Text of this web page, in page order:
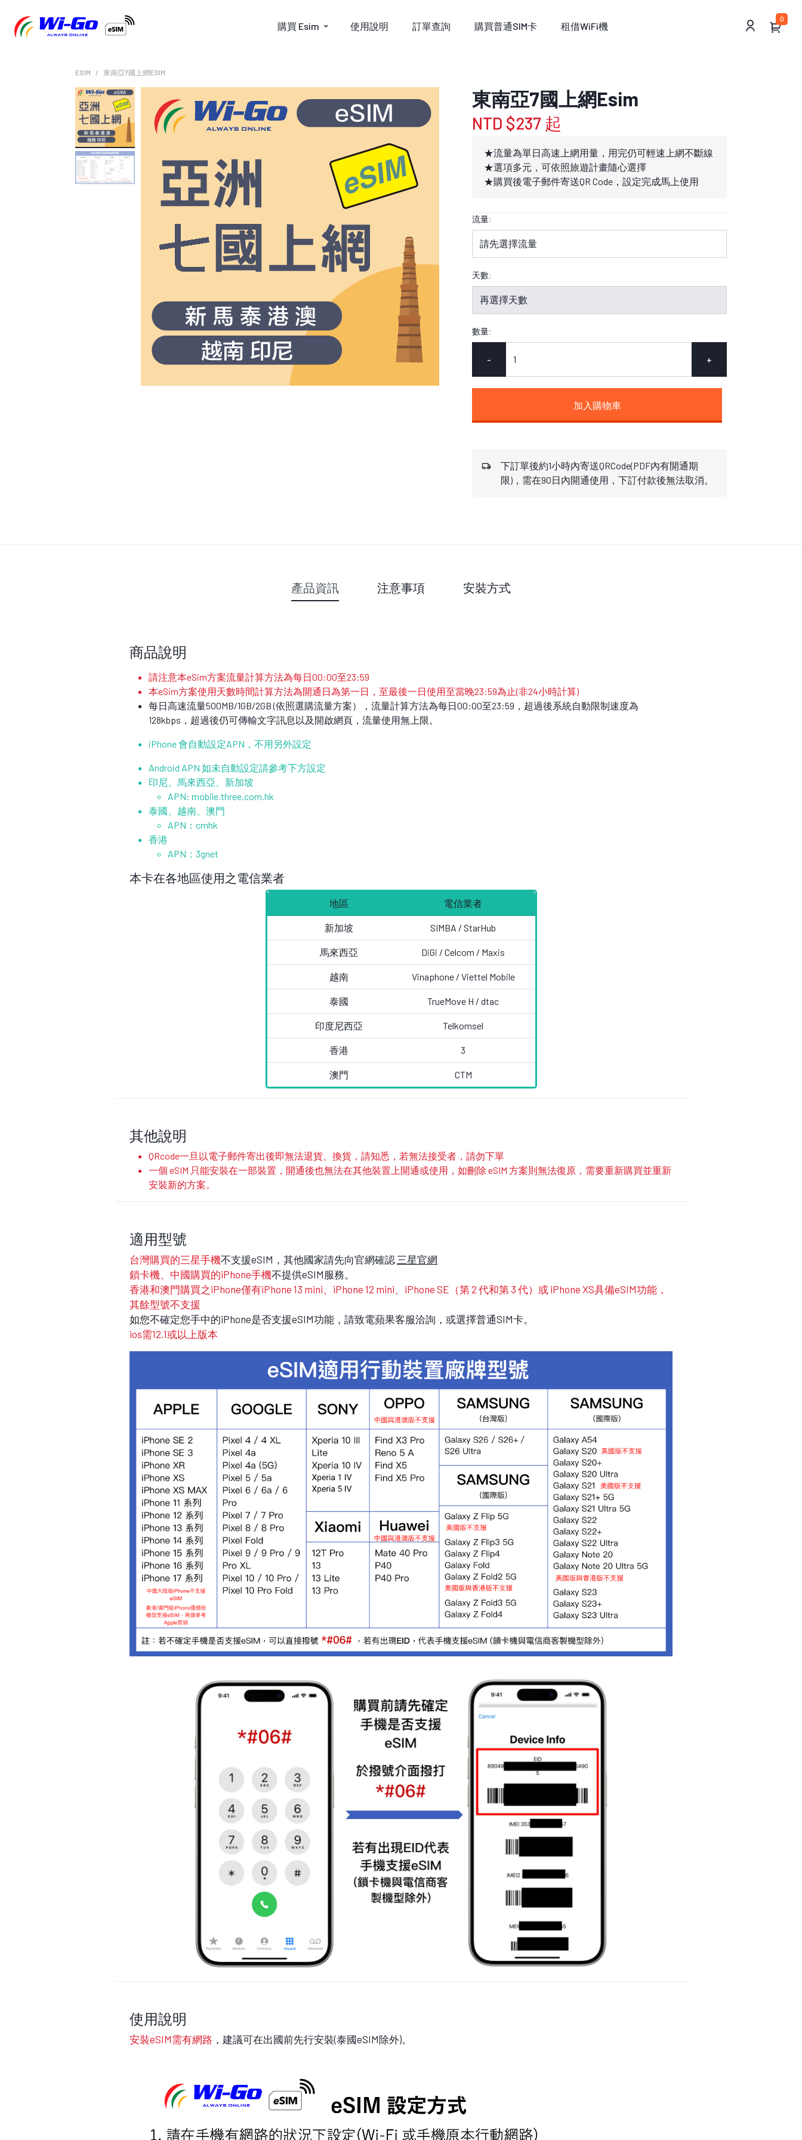
購買 Esim 使用說明 訂單查詢 購買普通SIM卡 租借WiFi機
0
ESIM 東南亞7國上網ESIM
東南亞7國上網Esim
NTD $237 起
★流量為單日高速上網用量，用完仍可輕速上網不斷線
★選項多元，可依照旅遊計畫隨心選擇
★購買後電子郵件寄送QR Code，設定完成馬上使用
流量:
天數:
數量:
- +
加入購物車
下訂單後約1小時內寄送QRCode(PDF內有開通期
限)，需在90日內開通使用，下訂付款後無法取消。
產品資訊 注意事項 安裝方式
商品說明
請注意本eSim方案流量計算方法為每日00:00至23:59
本eSim方案使用天數時間計算方法為開通日為第一日，至最後一日使用至當晚23:59為止(非24小時計算)
每日高速流量500MB/1GB/2GB (依照選購流量方案），流量計算方法為每日00:00至23:59，超過後系統自動限制速度為
128kbps，超過後仍可傳輸文字訊息以及開啟網頁，流量使用無上限。
iPhone 會自動設定APN，不用另外設定
Android APN 如未自動設定請參考下方設定
印尼、馬來西亞、新加坡
APN: mobile.three.com.hk
泰國、越南、澳門
APN：cmhk
香港
APN：3gnet
本卡在各地區使用之電信業者
地區 電信業者
新加坡 SIMBA / StarHub
馬來西亞 DiGi / Celcom / Maxis
越南 Vinaphone / Viettel Mobile
泰國 TrueMove H /dtac
印度尼西亞 Telkomsel
香港 3
澳門 CTM
其他說明
QRcode一旦以電子郵件寄出後即無法退貨、換貨，請知悉，若無法接受者，請勿下單
一個 eSIM 只能安裝在一部裝置，開通後也無法在其他裝置上開通或使用，如刪除 eSIM 方案則無法復原，需要重新購買並重新
安裝新的方案。
適用型號
台灣購買的三星手機不支援eSIM，其他國家請先向官網確認 三星官網
鎖卡機、中國購買的iPhone手機不提供eSIM服務。
香港和澳門購買之iPhone僅有iPhone 13 mini、iPhone 12 mini、iPhone SE（第 2 代和第 3 代）或 iPhone XS具備eSIM功能，
其餘型號不支援
如您不確定您手中的iPhone是否支援eSIM功能，請致電蘋果客服洽詢，或選擇普通SIM卡。
ios需12.1或以上版本
使用說明
安裝eSIM需有網路 ，建議可在出國前先行安裝(泰國eSIM除外)。